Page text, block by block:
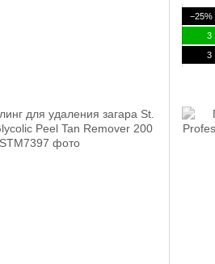
−25%
3
3